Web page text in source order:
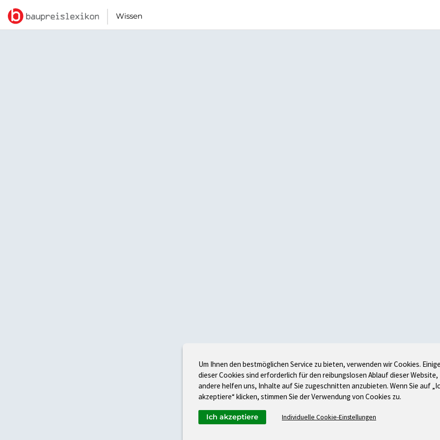
Wissen
Um Ihnen den bestmöglichen Service zu bieten, verwenden wir Cookies.
dieser Cookies sind erforderlich für den reibungslosen Ablauf dieser Website,
andere helfen uns, Inhalte auf Sie zugeschnitten anzubieten. Wenn Sie auf
akzeptiere“ klicken, stimmen Sie der Verwendung von Cookies zu.
Individuelle Cookie-Einstellungen
Ich akzeptiere